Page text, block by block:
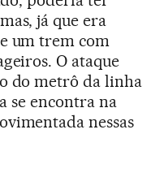
já que era
um trem com
O ataque
do metrô da linha
se encontra na
nessas